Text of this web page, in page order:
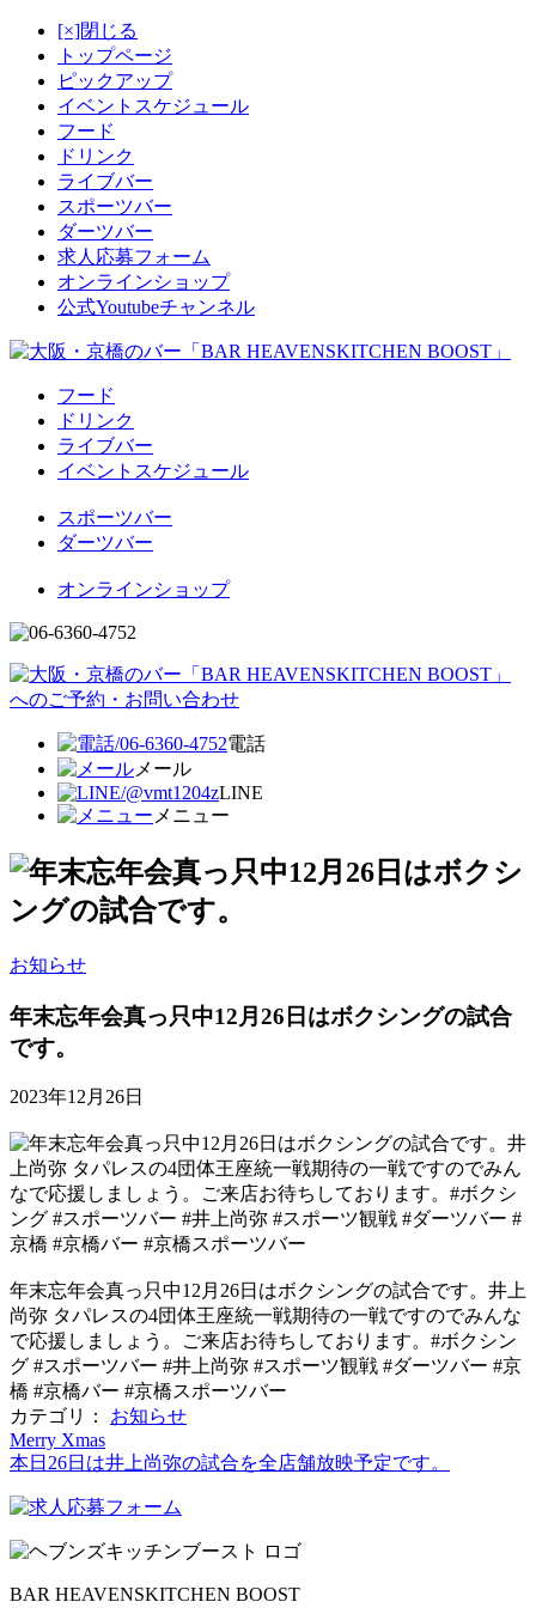
[×]閉じる
トップページ
ピックアップ
イベントスケジュール
フード
ドリンク
ライブバー
スポーツバー
ダーツバー
求人応募フォーム
オンラインショップ
公式Youtubeチャンネル
フード
ドリンク
ライブバー
イベントスケジュール
スポーツバー
ダーツバー
オンラインショップ
電話
メール
LINE
メニュー
お知らせ
年末忘年会真っ只中12月26日はボクシングの試合
です。
2023年12月26日
年末忘年会真っ只中12月26日はボクシングの試合です。井上
尚弥 タパレスの4団体王座統一戦期待の一戦ですのでみんな
で応援しましょう。ご来店お待ちしております。#ボクシン
グ #スポーツバー #井上尚弥 #スポーツ観戦 #ダーツバー #京
橋 #京橋バー #京橋スポーツバー
カテゴリ： お知らせ
Merry Xmas
本日26日は井上尚弥の試合を全店舗放映予定です。
BAR HEAVENSKITCHEN BOOST